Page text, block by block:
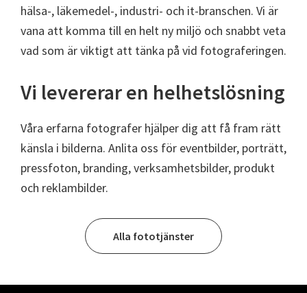
hälsa-, läkemedel-, industri- och it-branschen. Vi är
vana att komma till en helt ny miljö och snabbt veta
vad som är viktigt att tänka på vid fotograferingen.
Vi levererar en helhetslösning
Våra erfarna fotografer hjälper dig att få fram rätt
känsla i bilderna. Anlita oss för eventbilder, porträtt,
pressfoton, branding, verksamhetsbilder, produkt
och reklambilder.
Alla fototjänster